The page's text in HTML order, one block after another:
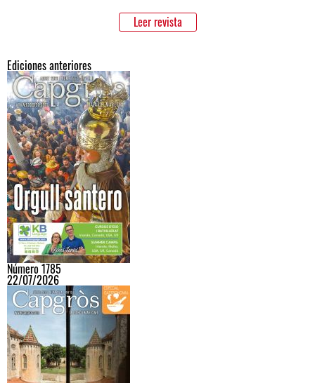
Leer revista
Ediciones anteriores
Número 1785
22/07/2026